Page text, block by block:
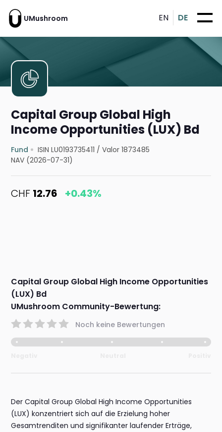
UMushroom EN DE
Capital Group Global High
Income Opportunities (LUX) Bd
Fund ISIN LU0193735411 /Valor 1873485
NAV (2026-07-31)
CHF 12.76 +0.43%
Capital Group Global High Income Opportunities
(LUX) Bd
UMushroom Community-Bewertung:
Noch keine Bewertungen
Der Capital Group Global High Income Opportunities
(LUX) konzentriert sich auf die Erzielung hoher
Gesamtrenditen und signifikanter laufender Erträge,